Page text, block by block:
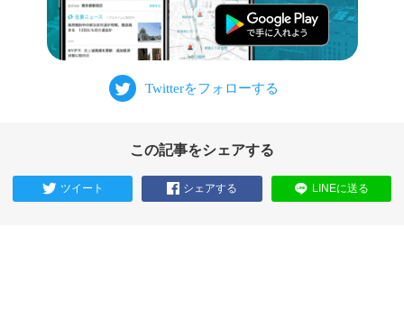
この記事をシェアする
ツイート シェアする LINEに送る